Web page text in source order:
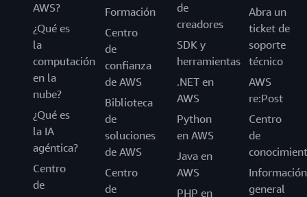
AWS?
¿Qué es
la
computación
en la
nube?
¿Qué es
la IA
agéntica?
Centro
de
Formación
Centro
de
confianza
de AWS
Biblioteca
de
soluciones
de AWS
Centro
de
de
creadores
SDK y
herramientas
.NET en
AWS
Python
en AWS
Java en
AWS
PHP en
Abra un
ticket de
soporte
técnico
AWS
re:Post
Centro
de
Información
general